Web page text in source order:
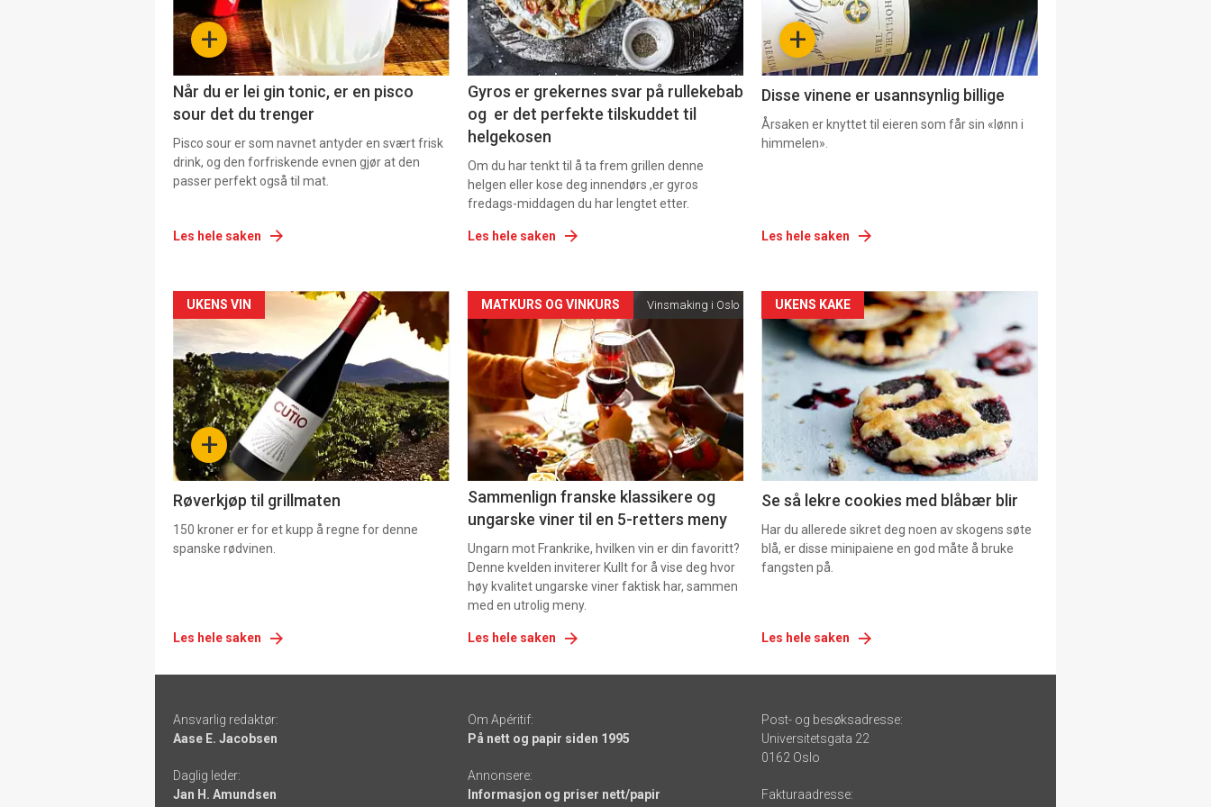
+
Når du er lei gin tonic, er en pisco
sour det du trenger
Pisco sour er som navnet antyder en svært frisk
drink, og den forfriskende evnen gjør at den
passer perfekt også til mat.
Les hele saken
-
2
Gyros er grekernes svar på rullekebab
og er det perfekte tilskuddet til
helgekosen
Om du har tenkt til å ta frem grillen denne
helgen eller kose deg innendørs ,er gyros
fredags-middagen du har lengtet etter.
Les hele saken
3 +
Disse vinene er usannsynlig billige
Årsaken er knyttet til eieren som får sin «lønn i
himmelen».
Les hele saken
Forsiden
akkurat
nå
-
4 +
UKENS VIN
Røverkjøp til grillmaten
150 kroner er for et kupp å regne for denne
spanske rødvinen.
Les hele saken
Forsiden
akkurat
nå
-
5
MATKURS OG VINKURS Vinsmaking i Oslo
Sammenlign franske klassikere og
ungarske viner til en 5-retters meny
Ungarn mot Frankrike, hvilken vin er din favoritt?
Denne kvelden inviterer Kullt for å vise deg hvor
høy kvalitet ungarske viner faktisk har, sammen
med en utrolig meny.
Les hele saken
Forsiden
akkurat
nå
6
UKENS KAKE
Se så lekre cookies med blåbær blir
Har du allerede sikret deg noen av skogens søte
blå, er disse minipaiene en god måte å bruke
fangsten på.
Les hele saken
-
links
Ansvarlig redaktør:
Aase E. Jacobsen
Daglig leder:
Jan H. Amundsen
Om Apéritif:
På nett og papir siden 1995
Annonsere:
Informasjon og priser nett/papir
Post- og besøksadresse:
Universitetsgata 22
0162 Oslo
Fakturaadresse: